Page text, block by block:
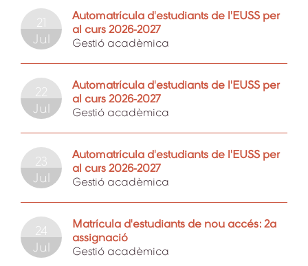
21
Jul
Automatrícula d'estudiants de l'EUSS per
al curs 2026-2027
Gestió acadèmica
22
Jul
Automatrícula d'estudiants de l'EUSS per
al curs 2026-2027
Gestió acadèmica
23
Jul
Automatrícula d'estudiants de l'EUSS per
al curs 2026-2027
Gestió acadèmica
24
Jul
Matrícula d'estudiants de nou accés: 2a
assignació
Gestió acadèmica